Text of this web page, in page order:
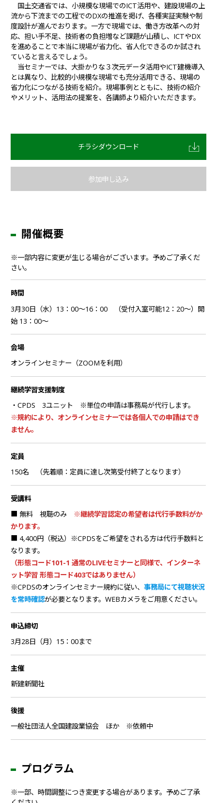
国土交通省では、小規模な現場でのICT活用や、建設現場の上
流から下流までの工程でのDXの推進を掲げ、各種実証実験や制
度設計が進んでおります。一方で現場では、働き方改革への対
応、担い手不足、技術者の負担増など課題が山積し、ICTやDX
を進めることで本当に現場が省力化、省人化できるのか試され
ていると言えるでしょう。
当セミナーでは、大掛かりな３次元データ活用やICT建機導入
とは異なり、比較的小規模な現場でも充分活用できる、現場の
省力化につながる技術を紹介。現場事例とともに、技術の紹介
やメリット、活用法の提案を、各講師より紹介いただきます。
チラシダウンロード
参加申し込み
開催概要
※一部内容に変更が生じる場合がございます。予めご了承くだ
さい。
時間
3月30日（水）13：00～16：00 （受付入室可能12：20～）開
始 13：00～
会場
オンラインセミナー（ZOOMを利用）
継続学習支援制度
・CPDS 3ユニット ※単位の申請は事務局が代行します。
※規約により、オンラインセミナーでは各個人での申請はでき
ません。
定員
150名 （先着順：定員に達し次第受付終了となります）
受講料
■ 無料 視聴のみ ※継続学習認定の希望者は代行手数料がか
かります。
■ 4,400円（税込）※CPDSをご希望をされる方は代行手数料と
なります。
（形態コード101-1 通常のLIVEセミナーと同様で、インターネ
ット学習 形態コード403ではありません）
※CPDSのオンラインセミナー規約に従い、事務局にて視聴状況
を常時確認が必要となります。WEBカメラをご用意ください。
申込締切
3月28日（月）15：00まで
主催
新建新聞社
後援
一般社団法人全国建設業協会 ほか ※依頼中
プログラム
※一部、時間調整につき変更する場合があります。予めご了承